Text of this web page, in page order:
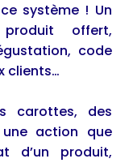
système ! Un
offert,
code
clients…
carottes, des
action que
d’un produit,